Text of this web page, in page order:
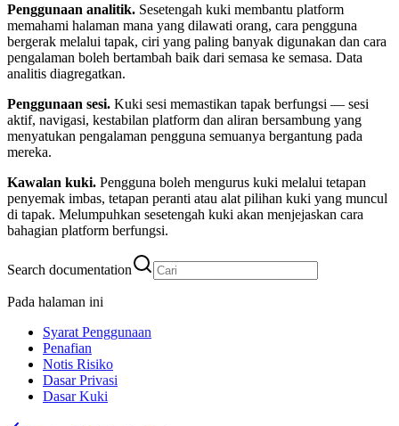
Penggunaan analitik. Sesetengah kuki membantu platform
memahami halaman mana yang dilawati orang, cara pengguna
bergerak melalui tapak, ciri yang paling banyak digunakan dan cara
pengalaman boleh bertambah baik dari semasa ke semasa. Data
analitis diagregatkan.
Penggunaan sesi. Kuki sesi memastikan tapak berfungsi — sesi
aktif, navigasi, kestabilan platform dan aliran bersambung yang
menyatukan pengalaman pengguna semuanya bergantung pada
mereka.
Kawalan kuki. Pengguna boleh mengurus kuki melalui tetapan
penyemak imbas, tetapan peranti atau alat pilihan kuki yang muncul
di tapak. Melumpuhkan sesetengah kuki akan menjejaskan cara
bahagian platform berfungsi.
Search documentation
Pada halaman ini
Syarat Penggunaan
Penafian
Notis Risiko
Dasar Privasi
Dasar Kuki